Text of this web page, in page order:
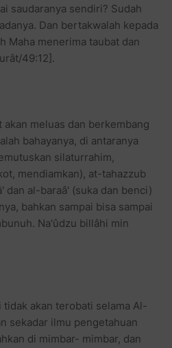
saudaranya sendiri? Sudah
Dan bertakwalah kepada
Maha menerima taubat dan
49:12].
meluas dan berkembang
bahayanya, di antaranya
silaturrahim,
mendiamkan), at-tahazzub
dan al-baraâ' (suka dan benci)
bahkan sampai bisa sampai
Na'ûdzu billâhi min
akan terobati selama Al-
sekadar ilmu pengetahuan
di mimbar- mimbar, dan